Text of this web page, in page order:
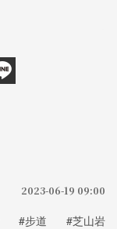
2023-06-19 09:00
#步道 #芝山岩